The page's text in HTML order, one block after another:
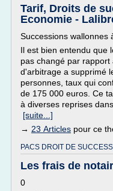
Tarif, Droits de
Economie -
Successions wallonnes
Il est bien entendu que
pas changé par
d'arbitrage a supprimé
personnes, taux qui
de 175 000 euros. Ce
à diverses reprises
[suite...]
→ 23 Articles pour ce
PACS DROIT DE
Les frais de
0